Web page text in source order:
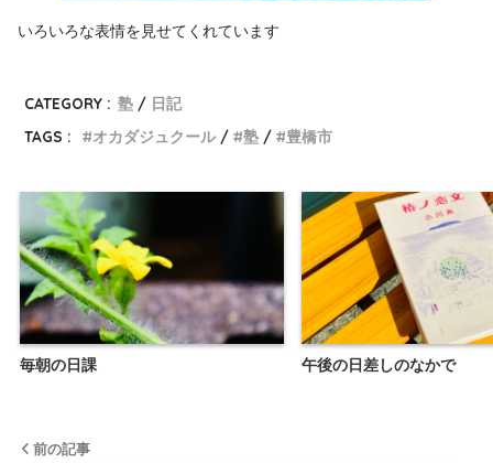
いろいろな表情を見せてくれています
CATEGORY : 塾
日記
TAGS :
オカダジュクール 塾 豊橋市
毎朝の日課 午後の日差しのなかで
前の記事